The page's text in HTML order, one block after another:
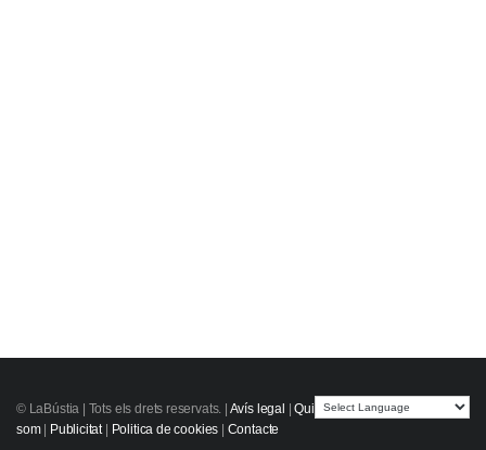
© LaBústia | Tots els drets reservats. Avís legal |Qui
som| Publicitat| Politica de cookies Contacte